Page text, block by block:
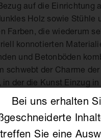
Bei uns erhalten
treffen Sie eine
auf die Einrichtung
Holz sowie Stühle
Farben, die wiederum
konnotierten
und Betonböden
schwebt der Charme
in der die Kunst Einzug
die belgische
gewann.
inszenieren